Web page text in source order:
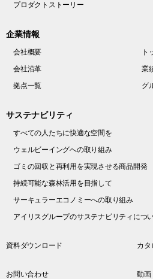
プロダクトストーリー
企業情報
会社概要
ト
会社沿革
業
拠点一覧
グ
サステナビリティ
すべての人たちに快適な空間を
ウェルビーイングへの取り組み
ゴミの回収と再利用を実現させる商品開発
持続可能な森林活用を目指して
サーキュラーエコノミーへの取り組み
アイリスグループのサステナビリティにつ
資料ダウンロード カタ
お問い合わせ 動画